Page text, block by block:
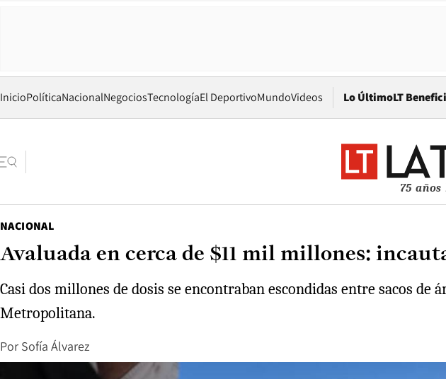
InicioPolíticaNacionalNegociosTecnologíaEl DeportivoMundoVideos Lo ÚltimoLT
75 años
NACIONAL
Avaluada en cerca de $11 mil millones:
Casi dos millones de dosis se encontraban escondidas entre sacos
Metropolitana.
Por Sofía Álvarez